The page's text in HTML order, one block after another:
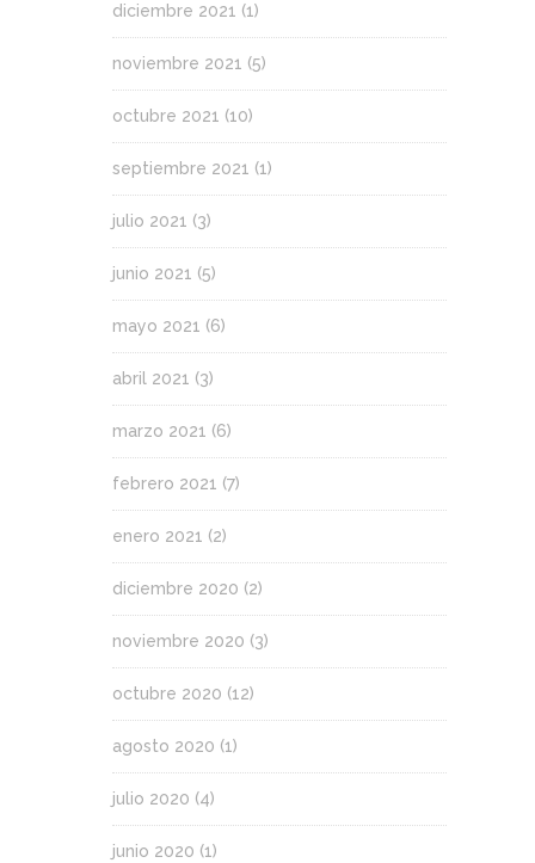
diciembre 2021 (1)
noviembre 2021 (5)
octubre 2021 (10)
septiembre 2021 (1)
julio 2021 (3)
junio 2021 (5)
mayo 2021 (6)
abril 2021 (3)
marzo 2021 (6)
febrero 2021 (7)
enero 2021 (2)
diciembre 2020 (2)
noviembre 2020 (3)
octubre 2020 (12)
agosto 2020 (1)
julio 2020 (4)
junio 2020 (1)